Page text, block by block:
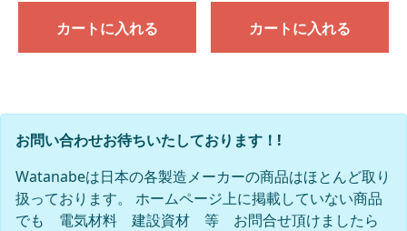
カートに入れる カートに入れる
お問い合わせお待ちいたしております！!
Watanabeは日本の各製造メーカーの商品はほとんど取り
扱っております。 ホームページ上に掲載していない商品
でも 電気材料 建設資材 等 お問合せ頂けましたら